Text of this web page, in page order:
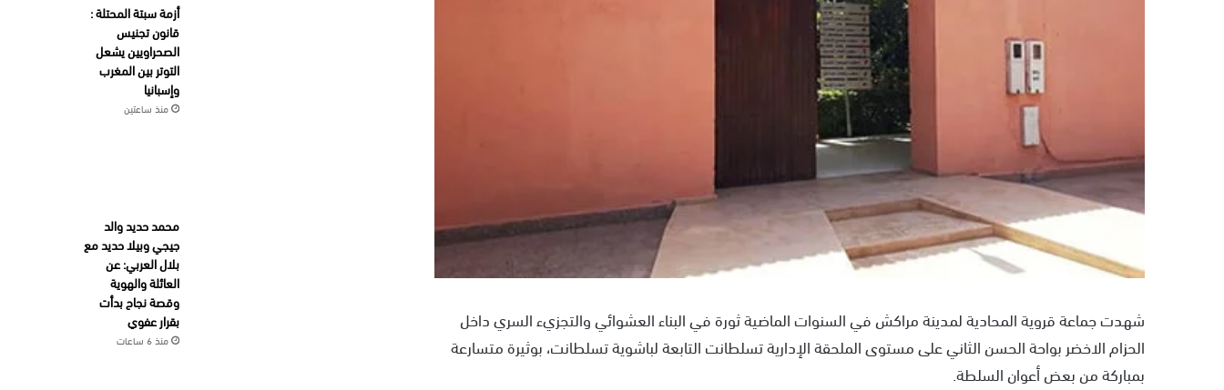
شهدت جماعة قروية المحادية لمدينة مراكش في السنوات الماضية ثورة في البناء العشوائي والتجزيء السري داخل
الحزام الاخضر بواحة الحسن الثاني على مستوى الملحقة الإدارية تسلطانت التابعة لباشوية تسلطانت، بوثيرة متسارعة
بمباركة من بعض أعوان السلطة.
أزمة سبتة المحتلة :
قانون تجنيس
الصحراويين يشعل
التوتر بين المغرب
وإسبانيا
منذ ساعتين
محمد حديد والد
جيجي وبيلا حديد مع
بلال العربي: عن
العائلة والهوية
وقصة نجاح بدأت
بقرار عفوي
منذ 6 ساعات